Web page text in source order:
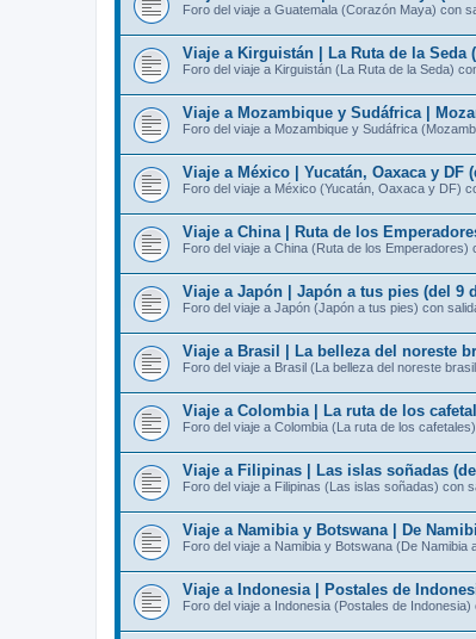
Foro del viaje a Guatemala (Corazón Maya) con
Viaje a Kirguistán | La Ruta de la Seda
Foro del viaje a Kirguistán (La Ruta de la Seda)
Viaje a Mozambique y Sudáfrica |
Foro del viaje a Mozambique y Sudáfrica
Viaje a México | Yucatán, Oaxaca y DF
Foro del viaje a México (Yucatán, Oaxaca y DF)
Viaje a China | Ruta de los
Foro del viaje a China (Ruta de los Emperadores)
Viaje a Japón | Japón a tus pies (del 9
Foro del viaje a Japón (Japón a tus pies) con
Viaje a Brasil | La belleza del noreste
Foro del viaje a Brasil (La belleza del noreste
Viaje a Colombia | La ruta de los
Foro del viaje a Colombia (La ruta de los
Viaje a Filipinas | Las islas soñadas
Foro del viaje a Filipinas (Las islas soñadas) con
Viaje a Namibia y Botswana | De
Foro del viaje a Namibia y Botswana (De
Viaje a Indonesia | Postales de
Foro del viaje a Indonesia (Postales de Indonesia)